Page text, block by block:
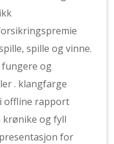
spille og vinne.
og
. klangfarge
offline rapport
og fyll
for